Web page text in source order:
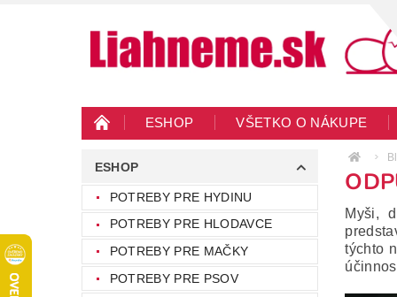
ESHOP VŠETKO O NÁKUPE
ESHOP
POTREBY PRE HYDINU
POTREBY PRE HLODAVCE
POTREBY PRE MAČKY
POTREBY PRE PSOV
Myši,
týchto